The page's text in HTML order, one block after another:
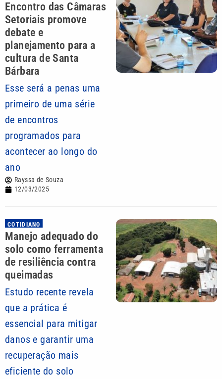
Encontro das Câmaras
Setoriais promove
debate e
planejamento para a
cultura de Santa
Bárbara
Esse será a penas uma
primeiro de uma série
de encontros
programados para
acontecer ao longo do
ano
Rayssa de Souza
12/03/2025
COTIDIANO
Manejo adequado do
solo como ferramenta
de resiliência contra
queimadas
Estudo recente revela
que a prática é
essencial para mitigar
danos e garantir uma
recuperação mais
eficiente do solo